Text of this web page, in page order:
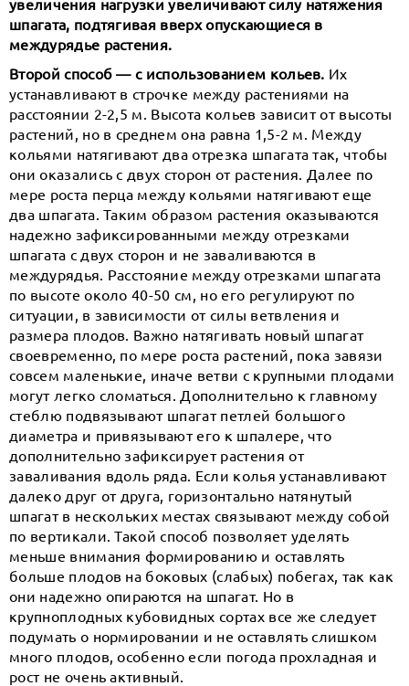
шпагата, подтягивая вверх опускающиеся в
междурядье растения.
Второй способ — с использованием кольев. Их
устанавливают в строчке между растениями на
расстоянии 2-2,5 м. Высота кольев зависит от высоты
растений, но в среднем она равна 1,5-2 м. Между
кольями натягивают два отрезка шпагата так, чтобы
они оказались с двух сторон от растения. Далее по
мере роста перца между кольями натягивают еще
два шпагата. Таким образом растения оказываются
надежно зафиксированными между отрезками
шпагата с двух сторон и не заваливаются в
междурядья. Расстояние между отрезками шпагата
по высоте около 40-50 см, но его регулируют по
ситуации, в зависимости от силы ветвления и
размера плодов. Важно натягивать новый шпагат
своевременно, по мере роста растений, пока завязи
совсем маленькие, иначе ветви с крупными плодами
могут легко сломаться. Дополнительно к главному
стеблю подвязывают шпагат петлей большого
диаметра и привязывают его к шпалере, что
дополнительно зафиксирует растения от
заваливания вдоль ряда. Если колья устанавливают
далеко друг от друга, горизонтально натянутый
шпагат в нескольких местах связывают между собой
по вертикали. Такой способ позволяет уделять
меньше внимания формированию и оставлять
больше плодов на боковых (слабых) побегах, так как
они надежно опираются на шпагат. Но в
крупноплодных кубовидных сортах все же следует
подумать о нормировании и не оставлять слишком
много плодов, особенно если погода прохладная и
рост не очень активный.